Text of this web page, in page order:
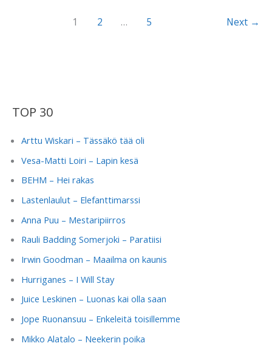
1 2 … 5 Next →
TOP 30
Arttu Wiskari – Tässäkö tää oli
Vesa-Matti Loiri – Lapin kesä
BEHM – Hei rakas
Lastenlaulut – Elefanttimarssi
Anna Puu – Mestaripiirros
Rauli Badding Somerjoki – Paratiisi
Irwin Goodman – Maailma on kaunis
Hurriganes – I Will Stay
Juice Leskinen – Luonas kai olla saan
Jope Ruonansuu – Enkeleitä toisillemme
Mikko Alatalo – Neekerin poika